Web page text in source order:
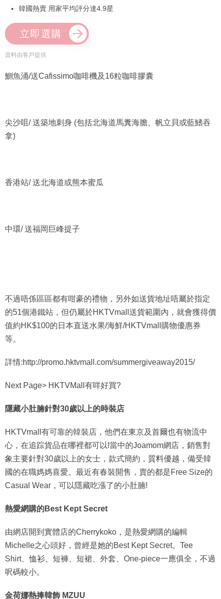
韓國熱賣 用家平均評分達4.9星
立即選購
鰂魚涌/送Cafissimo咖啡機及16粒咖啡膠囊
尖沙咀/ 送築地刺身 (包括北海道馬糞海膽、帆立貝或藍鰭吞
拿)
香港站/ 送北海道或熊本蜜瓜
中環/ 送福岡巨峰提子
不過唔係區區都有咁豪的禮物，另外如送貨地址唔屬於指定
的51個港鐵站，但仍屬於HKTVmall送貨範圍內，就會獲得價
值約HK$100的日本直送水果/海鮮/HKTVmall購物優惠券
等。
詳情:http://promo.hktvmall.com/summergiveaway2015/
Next Page> HKTVMall有咩好買?
隱藏小肚腩針對30歲以上的時裝店
HKTVmall有可靠的韓裝店，他們在東京及首爾也有物流中
心，在追踪貨品在哪裡都可以!當中的Joamom網店，銷售對
象主要針對30歲以上的女士，款式簡約，質料優越，備受韓
國的在職媽媽喜愛。最近有春裝開售，賣的都是Free Size的
Casual Wear，可以隱藏吃漲了的小肚腩!
熱愛網購的Best Kept Secret
由網店開到實體店的Cherrykoko，是熱愛網購的編輯
Michelle之心頭好，曾經是她的Best Kept Secret。Tee
Shirt、恤衫、短褲、短裙、外套、One-piece一應俱全，不過
呎碼較小。
金荷娜熱捧韓飾 MZUU